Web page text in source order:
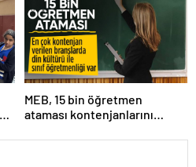
MEB, 15 bin öğretmen
ataması kontenjanlarını